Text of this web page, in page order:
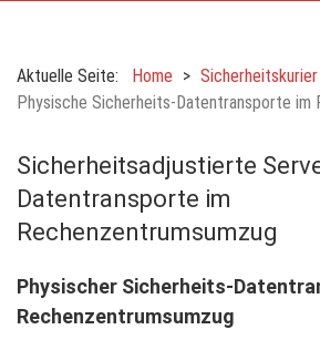
Aktuelle Seite: Home Sicherheitskurier
Physische Sicherheits-Datentransporte im
Sicherheitsadjustierte
Datentransporte im
Rechenzentrumsumzug
Physischer Sicherheits-
Rechenzentrumsumzug